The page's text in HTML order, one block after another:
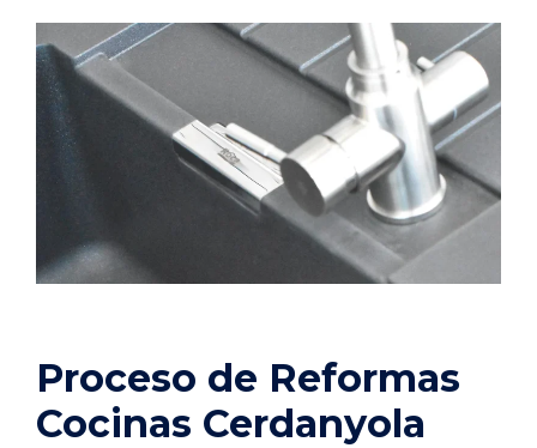
Proceso de Reformas
Cocinas Cerdanyola